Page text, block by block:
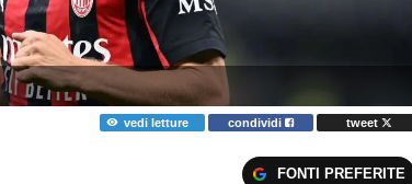
vedi letture condividi tweet
FONTI PREFERITE